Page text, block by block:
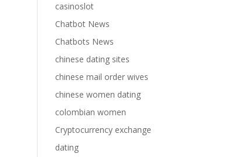
casinoslot
Chatbot News
Chatbots News
chinese dating sites
chinese mail order wives
chinese women dating
colombian women
Cryptocurrency exchange
dating